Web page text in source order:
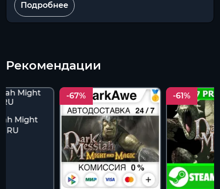
Подробнее
Рекомендации
Might
RU
-67% -61%